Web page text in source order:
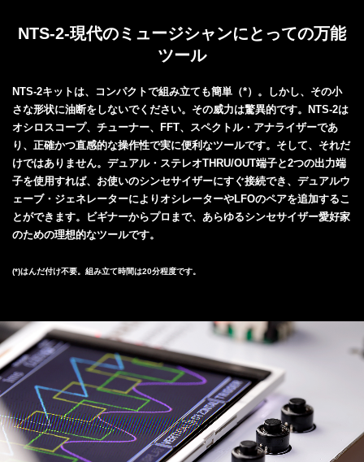
NTS-2‐現代のミュージシャンにとっての万能
ツール
NTS-2キットは、コンパクトで組み立ても簡単（*）。しかし、その小
さな形状に油断をしないでください。その威力は驚異的です。NTS-2は
オシロスコープ、チューナー、FFT、スペクトル・アナライザーであ
り、正確かつ直感的な操作性で実に便利なツールです。そして、それだ
けではありません。デュアル・ステレオTHRU/OUT端子と2つの出力端
子を使用すれば、お使いのシンセサイザーにすぐ接続でき、デュアルウ
ェーブ・ジェネレーターによりオシレーターやLFOのペアを追加するこ
とができます。ビギナーからプロまで、あらゆるシンセサイザー愛好家
のための理想的なツールです。
(*)はんだ付け不要。組み立て時間は20分程度です。